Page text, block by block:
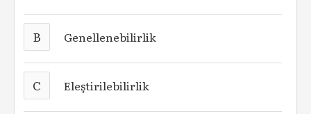
B Genellenebilirlik
C Eleştirilebilirlik